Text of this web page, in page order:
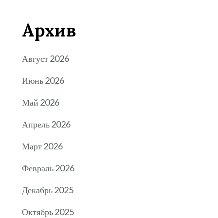
Архив
Август 2026
Июнь 2026
Май 2026
Апрель 2026
Март 2026
Февраль 2026
Декабрь 2025
Октябрь 2025